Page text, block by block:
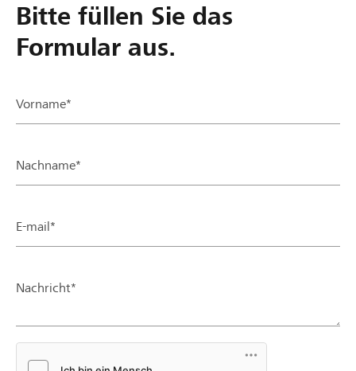
Bitte füllen Sie das
Formular aus.
Vorname*
Nachname*
E-mail*
Nachricht*